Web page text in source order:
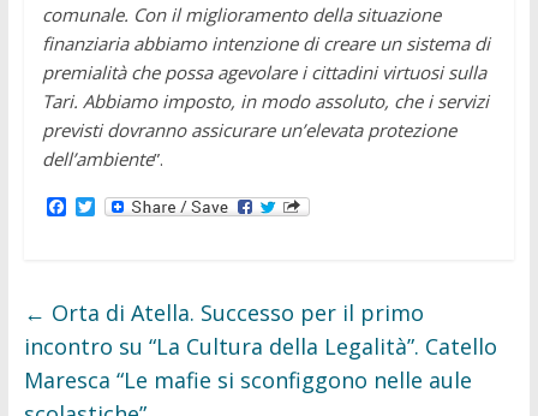
comunale. Con il miglioramento della situazione
finanziaria abbiamo intenzione di creare un sistema di
premialità che possa agevolare i cittadini virtuosi sulla
Tari. Abbiamo imposto, in modo assoluto, che i servizi
previsti dovranno assicurare un’elevata protezione
dell’ambiente”.
F
o
o
k
T
e
r
← Orta di Atella. Successo per il primo
incontro su “La Cultura della Legalità”. Catello
Maresca “Le mafie si sconfiggono nelle aule